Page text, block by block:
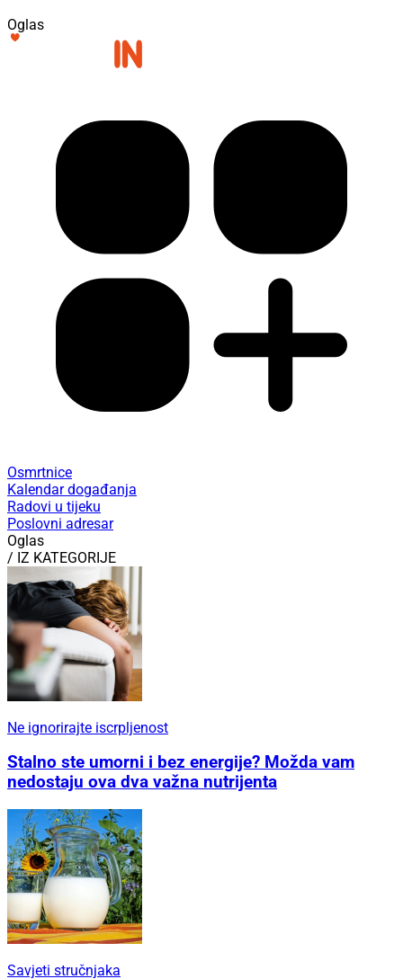
Oglas
Osmrtnice
Kalendar događanja
Radovi u tijeku
Poslovni adresar
Oglas
/ IZ KATEGORIJE
Ne ignorirajte iscrpljenost
Stalno ste umorni i bez energije? Možda vam
nedostaju ova dva važna nutrijenta
Savjeti stručnjaka